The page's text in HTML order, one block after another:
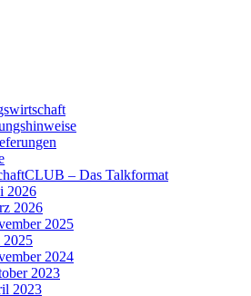
– Das Talkformat
2026
2026
2025
2024
2023
2023